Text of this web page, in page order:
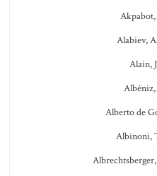
Akpabot,
Alabiev,
Alain,
Albéniz,
Alberto de
Albinoni,